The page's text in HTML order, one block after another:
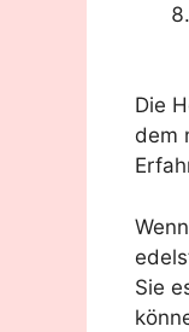
Die
dem
Sie